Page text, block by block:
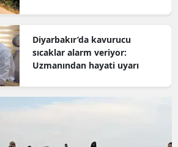
Diyarbakır’da kavurucu
sıcaklar alarm veriyor:
Uzmanından hayati uyarı